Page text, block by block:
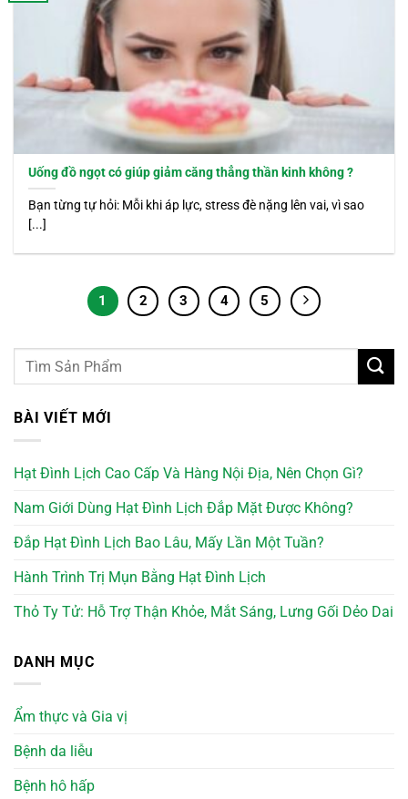
Uống đồ ngọt có giúp giảm căng thẳng thần kinh không ?
Bạn từng tự hỏi: Mỗi khi áp lực, stress đè nặng lên vai, vì sao
[...]
1 2 3 4 5
BÀI VIẾT MỚI
Hạt Đình Lịch Cao Cấp Và Hàng Nội Địa, Nên Chọn Gì?
Nam Giới Dùng Hạt Đình Lịch Đắp Mặt Được Không?
Đắp Hạt Đình Lịch Bao Lâu, Mấy Lần Một Tuần?
Hành Trình Trị Mụn Bằng Hạt Đình Lịch
Thỏ Ty Tử: Hỗ Trợ Thận Khỏe, Mắt Sáng, Lưng Gối Dẻo Dai
DANH MỤC
Ẩm thực và Gia vị
Bệnh da liễu
Bệnh hô hấp